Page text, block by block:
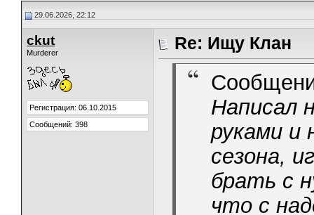
29.06.2026, 22:12
ckut
Murderer
Регистрация: 06.10.2015
Сообщений: 398
Re: Ищу Клан
Написал
руками и
сезона,
брать с
что с